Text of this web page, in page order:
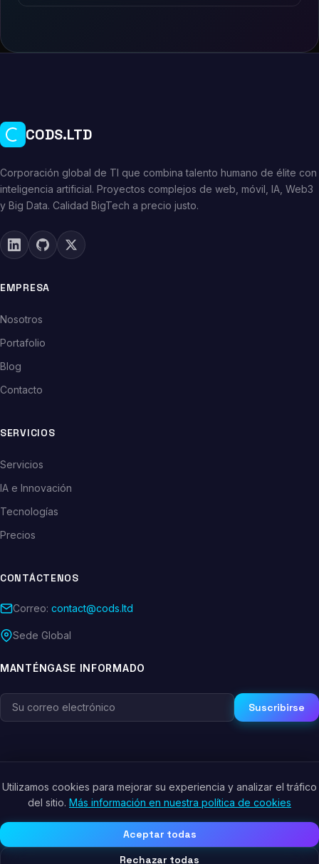
CODS.LTD
Corporación global de TI que combina talento humano de élite con
inteligencia artificial. Proyectos complejos de web, móvil, IA, Web3
y Big Data. Calidad BigTech a precio justo.
EMPRESA
Nosotros
Portafolio
Blog
Contacto
SERVICIOS
Servicios
IA e Innovación
Tecnologías
Precios
CONTÁCTENOS
Correo: contact@cods.ltd
Sede Global
MANTÉNGASE INFORMADO
Suscribirse
© 2026 CODS.LTD. Todos los derechos reservados.
Utilizamos cookies para mejorar su experiencia y analizar el tráfico
del sitio. Más información en nuestra política de cookies
Aceptar todas
Rechazar todas